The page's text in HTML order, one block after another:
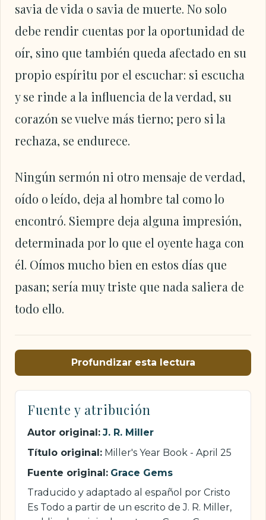
savia de vida o savia de muerte. No solo
debe rendir cuentas por la oportunidad de
oír, sino que también queda afectado en su
propio espíritu por el escuchar: si escucha
y se rinde a la influencia de la verdad, su
corazón se vuelve más tierno; pero si la
rechaza, se endurece.
Ningún sermón ni otro mensaje de verdad,
oído o leído, deja al hombre tal como lo
encontró. Siempre deja alguna impresión,
determinada por lo que el oyente haga con
él. Oímos mucho bien en estos días que
pasan; sería muy triste que nada saliera de
todo ello.
Profundizar esta lectura
Fuente y atribución
Autor original: J. R. Miller
Título original: Miller's Year Book - April 25
Fuente original: Grace Gems
Traducido y adaptado al español por Cristo
Es Todo a partir de un escrito de J. R. Miller,